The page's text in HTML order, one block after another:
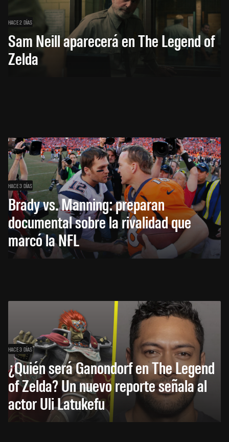
HACE 2 DÍAS
Sam Neill aparecerá en The Legend of
Zelda
HACE 3 DÍAS
Brady vs. Manning: preparan
documental sobre la rivalidad que
marcó la NFL
HACE 3 DÍAS
¿Quién será Ganondorf en The Legend
of Zelda? Un nuevo reporte señala al
actor Uli Latukefu